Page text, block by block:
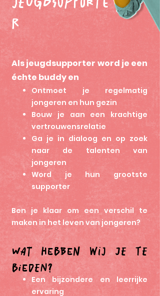
r
Als jeugdsupporter word je een
échte buddy en
Ontmoet je regelmatig
jongeren en hun gezin
Bouw je aan een krachtige
vertrouwensrelatie
Ga je in dialoog en op zoek
naar de talenten van
jongeren
Word je hun grootste
supporter
Ben je klaar om een verschil te
maken in het leven van jongeren?
Wat hebben wij je te
bieden?
Een bijzondere en leerrijke
ervaring